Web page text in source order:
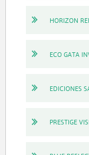
HORIZON
ECO GATA
EDICIONES
PRESTIGE